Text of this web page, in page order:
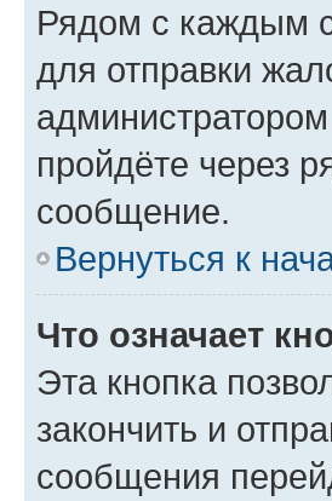
Рядом с каждым
для отправки
пройдёте через
сообщение.
Вернуться к
Что означает
Эта кнопка
закончить и
сообщения